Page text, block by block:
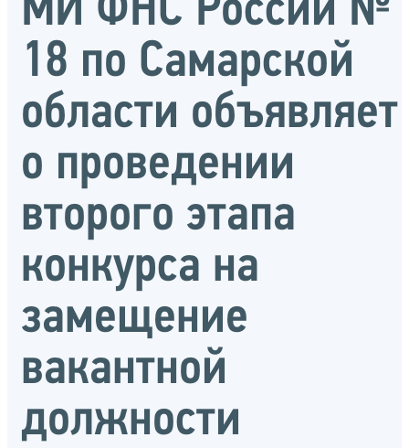
МИ ФНС России №
18 по Самарской
области объявляет
о проведении
второго этапа
конкурса на
замещение
вакантной
должности